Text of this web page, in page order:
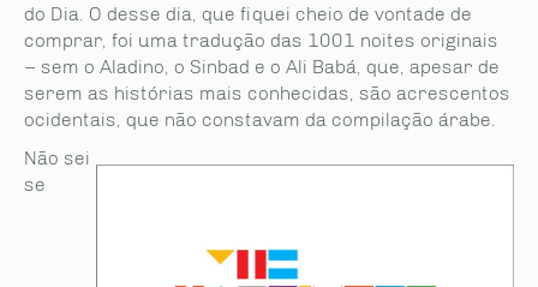
do Dia. O desse dia, que fiquei cheio de vontade de
comprar, foi uma tradução das 1001 noites originais
– sem o Aladino, o Sinbad e o Ali Babá, que, apesar de
serem as histórias mais conhecidas, são acrescentos
ocidentais, que não constavam da compilação árabe.
Não sei
se